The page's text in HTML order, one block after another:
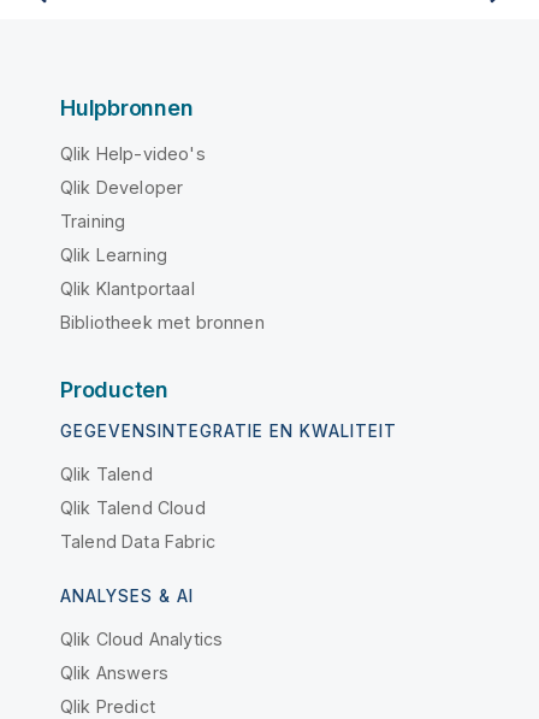
Hulpbronnen
Qlik Help-video's
Qlik Developer
Training
Qlik Learning
Qlik Klantportaal
Bibliotheek met bronnen
Producten
GEGEVENSINTEGRATIE EN KWALITEIT
Qlik Talend
Qlik Talend Cloud
Talend Data Fabric
ANALYSES & AI
Qlik Cloud Analytics
Qlik Answers
Qlik Predict